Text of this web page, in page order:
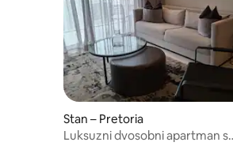
Stan – Pretoria
Luksuzni dvosobni apartman s